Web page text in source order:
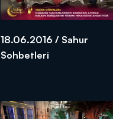
18.06.2016 / Sahur
Sohbetleri